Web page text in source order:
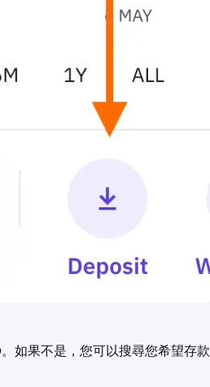
如果不是，您可以搜尋您希望存款